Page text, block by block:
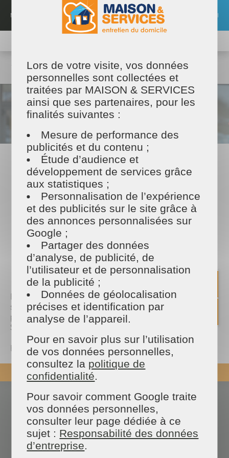
MENU EMPLOI
Maison & Services Nos offres et actualités
Nos actualités
Emmanuelle Cuitot, interviewée sur RCF Radio !
Emmanuelle Cuitot, interviewée
sur RCF Radio !
Emmanuelle Cuitot, gérante de l'entreprise MAISON ET SERVICES
DORMANS interviewée par RCF RADIO.
PARTAGER
Facebook
Twitter Email
Elle nous parle de son métier, de son parcours, de
sa création d'entreprise et de l'avantage de faire
partie du réseau d'entreprises MAISON et
SERVICES.
Bonne écoute !https://lnkd.in/eCamFi7G
REVENIR EN HAUT
Actualités
Espace presse
Nous contacter
Devenir franchisé
Blog des experts
Données personnelles
FAQ
Lors de votre visite, vos données
personnelles sont collectées et
traitées par MAISON & SERVICES
ainsi que ses partenaires, pour les
finalités suivantes :
Mesure de performance des
publicités et du contenu ;
Étude d’audience et
développement de services grâce
aux statistiques ;
Personnalisation de l’expérience
et des publicités sur le site grâce à
des annonces personnalisées sur
Google ;
Partager des données
d’analyse, de publicité, de
l’utilisateur et de personnalisation
de la publicité ;
Données de géolocalisation
précises et identification par
analyse de l’appareil.
Pour en savoir plus sur l’utilisation
de vos données personnelles,
consultez la politique de
confidentialité.
Pour savoir comment Google traite
vos données personnelles,
consulter leur page dédiée à ce
sujet : Responsabilité des données
d’entreprise.